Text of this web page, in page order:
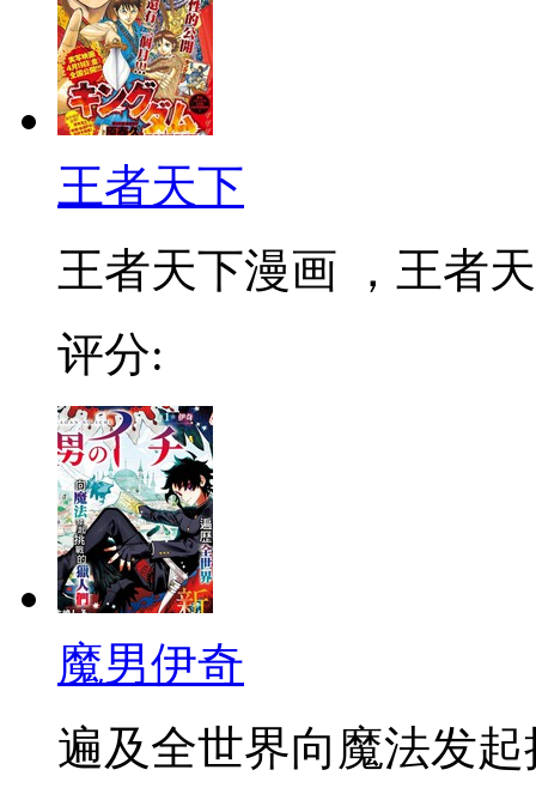
王者天下
王者天下漫画 ，王者
评分:
魔男伊奇
遍及全世界向魔法发起